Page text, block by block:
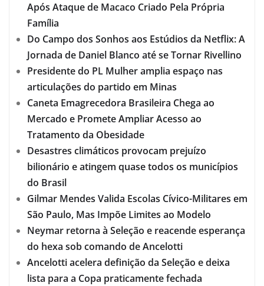
Após Ataque de Macaco Criado Pela Própria
Família
Do Campo dos Sonhos aos Estúdios da Netflix: A
Jornada de Daniel Blanco até se Tornar Rivellino
Presidente do PL Mulher amplia espaço nas
articulações do partido em Minas
Caneta Emagrecedora Brasileira Chega ao
Mercado e Promete Ampliar Acesso ao
Tratamento da Obesidade
Desastres climáticos provocam prejuízo
bilionário e atingem quase todos os municípios
do Brasil
Gilmar Mendes Valida Escolas Cívico-Militares em
São Paulo, Mas Impõe Limites ao Modelo
Neymar retorna à Seleção e reacende esperança
do hexa sob comando de Ancelotti
Ancelotti acelera definição da Seleção e deixa
lista para a Copa praticamente fechada